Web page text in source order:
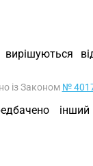
із Законом №